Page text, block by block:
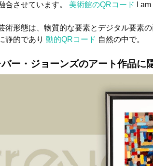
合させています。 美術館のQRコード I
術形態は、物質的な要素とデジタル要素
静的であり 動的QRコード 自然の中で。
バー・ジョーンズのアート作品に